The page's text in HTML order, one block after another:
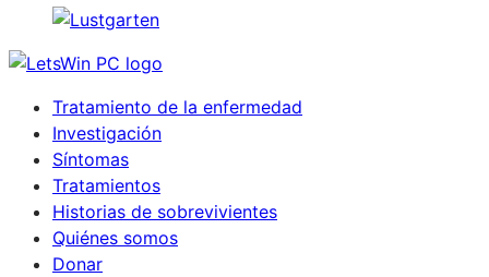
Tratamiento de la enfermedad
Investigación
Síntomas
Tratamientos
Historias de sobrevivientes
Quiénes somos
Donar